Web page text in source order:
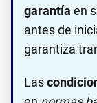
garantía en
antes de
garantiza
Las